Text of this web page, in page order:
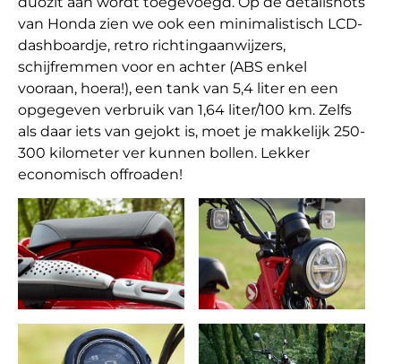
van Honda zien we ook een minimalistisch LCD-
dashboardje, retro richtingaanwijzers,
schijfremmen voor en achter (ABS enkel
vooraan, hoera!), een tank van 5,4 liter en een
opgegeven verbruik van 1,64 liter/100 km. Zelfs
als daar iets van gejokt is, moet je makkelijk 250-
300 kilometer ver kunnen bollen. Lekker
economisch offroaden!